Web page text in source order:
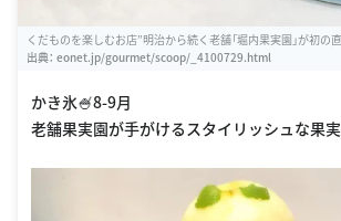
くだものを楽しむお店”明治から続く老舗「堀内果実園」が初の
出典： eonet.jp/gourmet/scoop/_4100729.html
かき氷🍧8-9月
老舗果実園が手がけるスタイリッシュな果